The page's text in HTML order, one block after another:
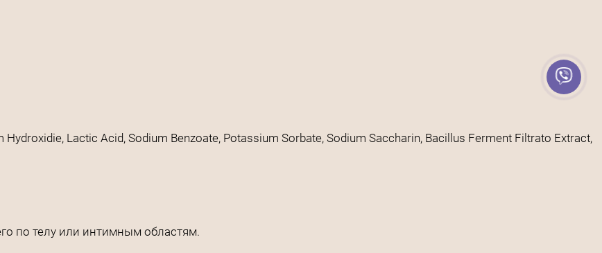
Lactic Acid, Sodium Benzoate, Potassium Sorbate, Sodium Saccharin, Bacillus Ferment Filtrato Extract,
по телу или интимным областям.